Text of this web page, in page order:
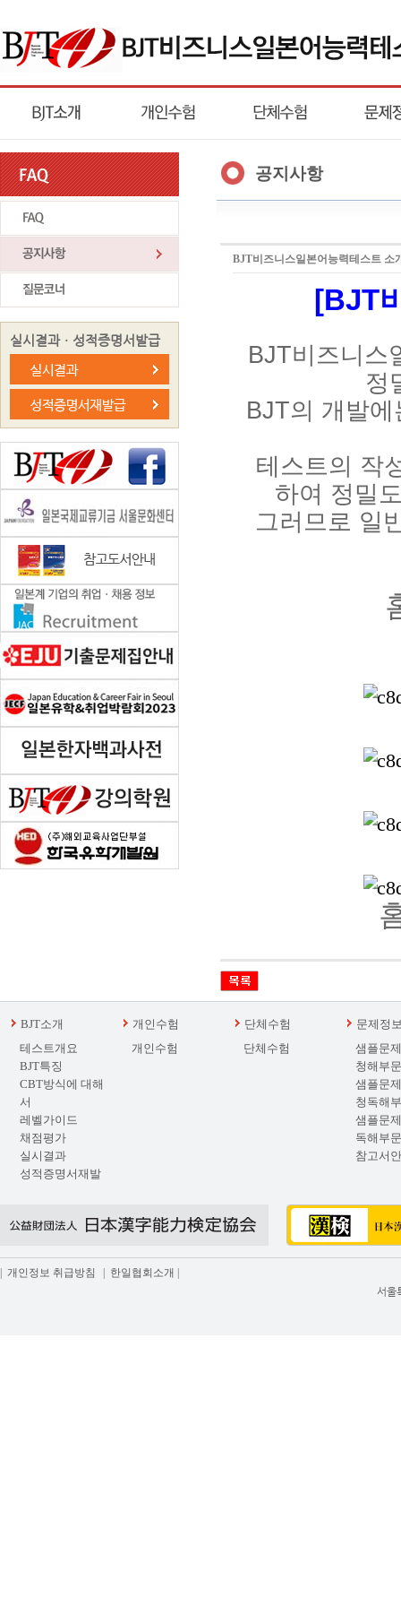
실시결과ㆍ성적증명서발급
공지사항
BJT비즈니스일본어능력테스트 소
[BJT
BJT비즈니스
정
BJT의 개발
테스트의 작
하여 정밀
그러므로 일
BJT소개
테스트개요
BJT특징
CBT방식에 대해
서
레벨가이드
채점평가
실시결과
성적증명서재발
개인수험
개인수험
단체수험
단체수험
문제정
샘플문
청해부문
샘플문
청독해
샘플문
독해부문
참고서
개인정보 취급방침 한일협회소개
서울